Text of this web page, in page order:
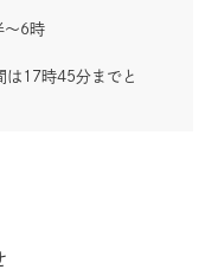
～6時
は17時45分までと